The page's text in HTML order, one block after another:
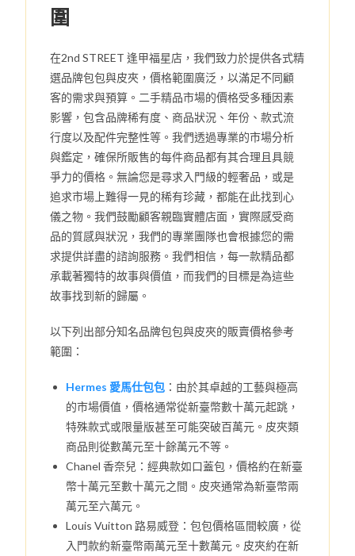
圍
在2nd STREET 逢甲福星店，我們致力於提供各式精
選品牌包包與皮夾，價格範圍廣泛，以滿足不同顧
客的需求與預算。二手精品市場的價格受多種因素
影響，包含品牌稀有度、商品狀況、年份、款式流
行度以及配件完整性等。我們透過專業的市場分析
與鑑定，確保所販售的每件商品都有其合理且具競
爭力的價格。無論您是尋求入門級的輕奢品，或是
追求市場上難得一見的稀有珍藏，都能在此找到心
儀之物。我們鼓勵顧客親臨實體店面，實際感受商
品的質感與狀況，我們的專業團隊也會根據您的需
求提供詳盡的諮詢服務。我們相信，每一款精品都
承載著獨特的故事與價值，而我們的目標是為這些
故事找到新的歸屬。
以下列出部分知名品牌包包與皮夾的販賣價格參考
範圍：
Hermes 愛馬仕包包 ：由於其卓越的工藝與極高
的市場價值，價格通常從新臺幣數十萬元起跳，
特殊款式或限量版甚至可能突破百萬元。皮夾類
商品則從數萬元至十餘萬元不等。
Chanel 香奈兒：經典款如口蓋包，價格約在新臺
幣十萬元至數十萬元之間。皮夾通常為新臺幣兩
萬元至六萬元。
Louis Vuitton 路易威登：包包價格區間較廣，從
入門款約新臺幣兩萬元至十數萬元。皮夾約在新